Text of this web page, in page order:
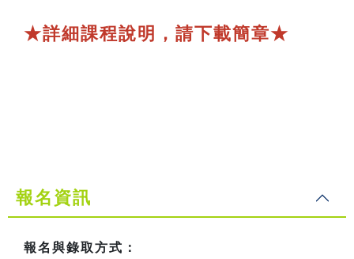
★詳細課程說明，請下載簡章★
報名資訊
報名與錄取方式：